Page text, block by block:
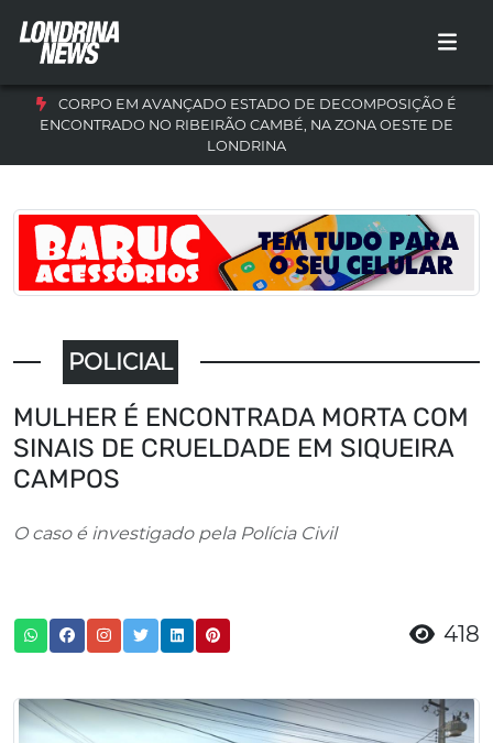
CORPO EM AVANÇADO ESTADO DE DECOMPOSIÇÃO É
ENCONTRADO NO RIBEIRÃO CAMBÉ, NA ZONA OESTE DE
LONDRINA
POLICIAL
MULHER É ENCONTRADA MORTA COM
SINAIS DE CRUELDADE EM SIQUEIRA
CAMPOS
O caso é investigado pela Polícia Civil
418